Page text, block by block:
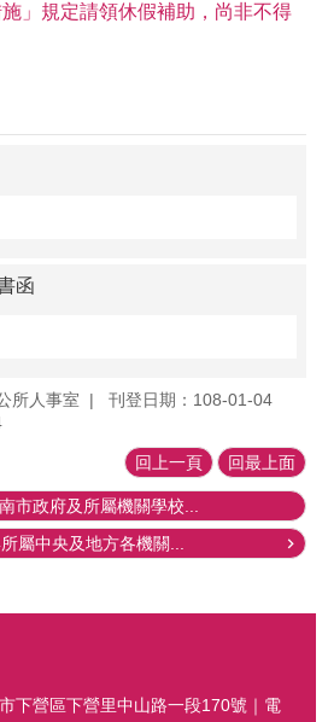
」規定請領休假補助，尚非不得
函
所人事室
刊登日期：108-01-04
回上一頁 回最上面
市政府及所屬機關學校...
所屬中央及地方各機關...
下營區下營里中山路一段170號｜電